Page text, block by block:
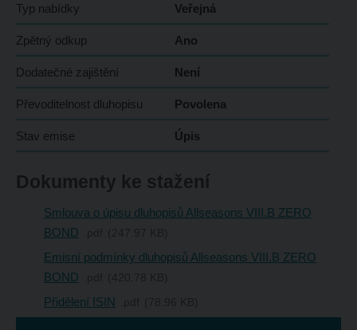
Typ nabídky Veřejná
Zpětný odkup Ano
Dodatečné zajištění Není
Převoditelnost dluhopisu Povolena
Stav emise Úpis
Dokumenty ke stažení
Smlouva o úpisu dluhopisů Allseasons VIII.B ZERO
BOND
Emisní podmínky dluhopisů Allseasons VIII.B ZERO
BOND
Přidělení ISIN